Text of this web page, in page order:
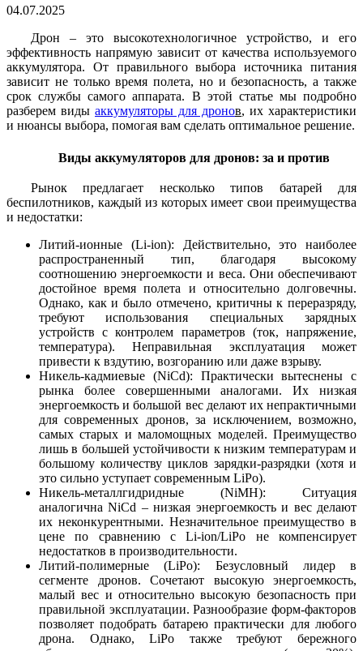
04.07.2025
Дрон – это высокотехнологичное устройство, и его
эффективность напрямую зависит от качества используемого
аккумулятора. От правильного выбора источника питания
зависит не только время полета, но и безопасность, а также
срок службы самого аппарата. В этой статье мы подробно
разберем виды аккумуляторы для дронов, их характеристики
и нюансы выбора, помогая вам сделать оптимальное решение.
Виды аккумуляторов для дронов: за и против
Рынок предлагает несколько типов батарей для
беспилотников, каждый из которых имеет свои преимущества
и недостатки:
Литий-ионные (Li-ion): Действительно, это наиболее
распространенный тип, благодаря высокому
соотношению энергоемкости и веса. Они обеспечивают
достойное время полета и относительно долговечны.
Однако, как и было отмечено, критичны к переразряду,
требуют использования специальных зарядных
устройств с контролем параметров (ток, напряжение,
температура). Неправильная эксплуатация может
привести к вздутию, возгоранию или даже взрыву.
Никель-кадмиевые (NiCd): Практически вытеснены с
рынка более совершенными аналогами. Их низкая
энергоемкость и большой вес делают их непрактичными
для современных дронов, за исключением, возможно,
самых старых и маломощных моделей. Преимущество
лишь в большей устойчивости к низким температурам и
большому количеству циклов зарядки-разрядки (хотя и
это сильно уступает современным LiPo).
Никель-металлгидридные (NiMH): Ситуация
аналогична NiCd – низкая энергоемкость и вес делают
их неконкурентными. Незначительное преимущество в
цене по сравнению с Li-ion/LiPo не компенсирует
недостатков в производительности.
Литий-полимерные (LiPo): Безусловный лидер в
сегменте дронов. Сочетают высокую энергоемкость,
малый вес и относительно высокую безопасность при
правильной эксплуатации. Разнообразие форм-факторов
позволяет подобрать батарею практически для любого
дрона. Однако, LiPo также требуют бережного